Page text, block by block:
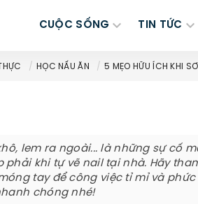
CUỘC SỐNG TIN TỨC
HỌC NẤU ĂN 5 MẸO HỮU ÍCH KHI
lem ra ngoài... là những sự cố
phải khi tự vẽ nail tại nhà. Hãy
tay để công việc tỉ mỉ và
chóng nhé!